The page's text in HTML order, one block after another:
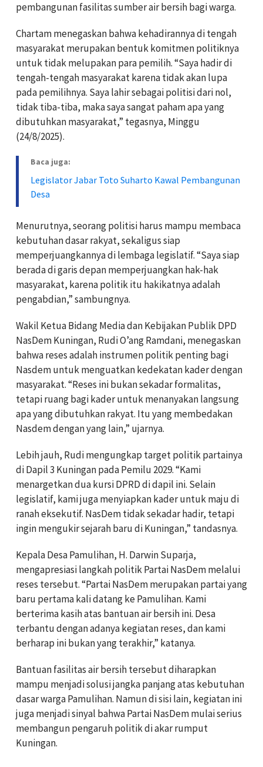
pembangunan fasilitas sumber air bersih bagi warga.
Chartam menegaskan bahwa kehadirannya di tengah
masyarakat merupakan bentuk komitmen politiknya
untuk tidak melupakan para pemilih. “Saya hadir di
tengah-tengah masyarakat karena tidak akan lupa
pada pemilihnya. Saya lahir sebagai politisi dari nol,
tidak tiba-tiba, maka saya sangat paham apa yang
dibutuhkan masyarakat,” tegasnya, Minggu
(24/8/2025).
Baca juga:
Legislator Jabar Toto Suharto Kawal Pembangunan
Desa
Menurutnya, seorang politisi harus mampu membaca
kebutuhan dasar rakyat, sekaligus siap
memperjuangkannya di lembaga legislatif. “Saya siap
berada di garis depan memperjuangkan hak-hak
masyarakat, karena politik itu hakikatnya adalah
pengabdian,” sambungnya.
Wakil Ketua Bidang Media dan Kebijakan Publik DPD
NasDem Kuningan, Rudi O’ang Ramdani, menegaskan
bahwa reses adalah instrumen politik penting bagi
Nasdem untuk menguatkan kedekatan kader dengan
masyarakat. “Reses ini bukan sekadar formalitas,
tetapi ruang bagi kader untuk menanyakan langsung
apa yang dibutuhkan rakyat. Itu yang membedakan
Nasdem dengan yang lain,” ujarnya.
Lebih jauh, Rudi mengungkap target politik partainya
di Dapil 3 Kuningan pada Pemilu 2029. “Kami
menargetkan dua kursi DPRD di dapil ini. Selain
legislatif, kami juga menyiapkan kader untuk maju di
ranah eksekutif. NasDem tidak sekadar hadir, tetapi
ingin mengukir sejarah baru di Kuningan,” tandasnya.
Kepala Desa Pamulihan, H. Darwin Suparja,
mengapresiasi langkah politik Partai NasDem melalui
reses tersebut. “Partai NasDem merupakan partai yang
baru pertama kali datang ke Pamulihan. Kami
berterima kasih atas bantuan air bersih ini. Desa
terbantu dengan adanya kegiatan reses, dan kami
berharap ini bukan yang terakhir,” katanya.
Bantuan fasilitas air bersih tersebut diharapkan
mampu menjadi solusi jangka panjang atas kebutuhan
dasar warga Pamulihan. Namun di sisi lain, kegiatan ini
juga menjadi sinyal bahwa Partai NasDem mulai serius
membangun pengaruh politik di akar rumput
Kuningan.